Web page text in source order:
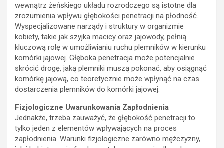
wewnątrz żeńskiego układu rozrodczego są istotne dla
zrozumienia wpływu głębokości penetracji na płodność.
Wyspecjalizowane narządy i struktury w organizmie
kobiety, takie jak szyjka macicy oraz jajowody, pełnią
kluczową rolę w umożliwianiu ruchu plemników w kierunku
komórki jajowej. Głęboka penetracja może potencjalnie
skrócić drogę, jaką plemniki muszą pokonać, aby osiągnąć
komórkę jajową, co teoretycznie może wpłynąć na czas
dostarczenia plemników do komórki jajowej.
Fizjologiczne Uwarunkowania Zapłodnienia
Jednakże, trzeba zauważyć, że głębokość penetracji to
tylko jeden z elementów wpływających na proces
zapłodnienia. Warunki fizjologiczne zarówno mężczyzny,